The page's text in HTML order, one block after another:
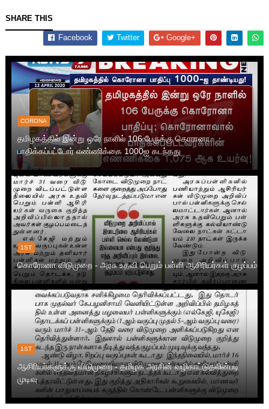
SHARE THIS
Facebook Twitter Google+
CORONA
தமிழகத்தில் இன்று ஒரே நாளில் 106 பேருக்கு கொரானா
பாதிக்கப்பட்டோர் எண்ணிக்கை 1000ஐ கடந்தது
1ST
கொரோனா விடுமுறை - அரசு உதவி பெறும் பள்ளி ஆசிரியர்கள் குழப்பம்
1ST
ஆசிரியர்களுக்கு விடுமுறை - தமிழக அரசின் வழிகாட்டுதலின்படி
முடிவு